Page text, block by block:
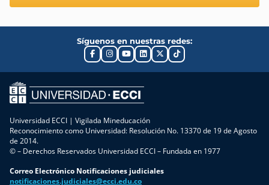
Síguenos en nuestras redes:
Universidad ECCI | Vigilada Mineducación
Reconocimiento como Universidad: Resolución No. 13370 de 19 de Agosto
de 2014.
© – Derechos Reservados Universidad ECCI – Fundada en 1977
Correo Electrónico Notificaciones judiciales
notificaciones.judiciales@ecci.edu.co